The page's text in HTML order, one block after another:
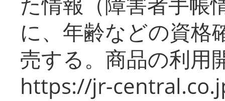
に、年齢などの資格
売する。商品の利用
https://jr-